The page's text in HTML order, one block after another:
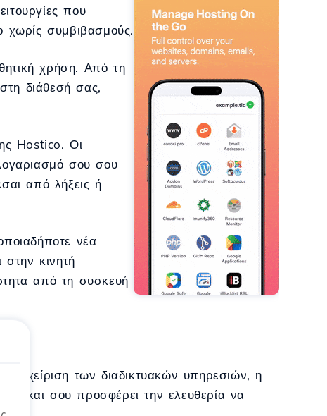
που
χωρίς συμβιβασμούς.
χρήση. Από τη
διάθεσή σας,
Hostico. Οι
σου σου
από λήξεις ή
νέα
κινητή
από τη συσκευή
διαχείριση των διαδικτυακών υπηρεσιών, η
και σου προσφέρει την ελευθερία να